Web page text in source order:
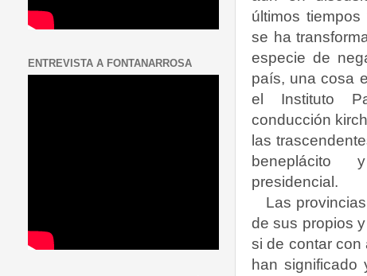
últimos
se ha
especie de
país, una cosa
el Instituto
conducción
las
beneplácito
presidencial.
Las
de sus propios
si de contar con
han significado
ENTREVISTA A FONTANARROSA